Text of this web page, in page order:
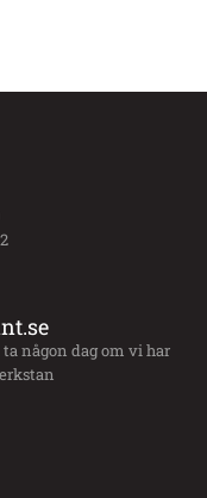
någon dag om vi har